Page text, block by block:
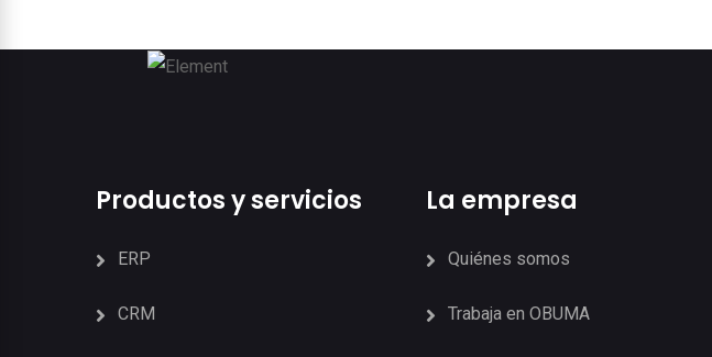
Productos y servicios
ERP
CRM
La empresa
Quiénes somos
Trabaja en OBUMA